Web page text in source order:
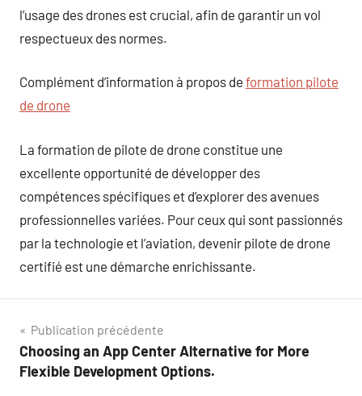
l’usage des drones est crucial, afin de garantir un vol
respectueux des normes.
Complément d’information à propos de formation pilote
de drone
La formation de pilote de drone constitue une
excellente opportunité de développer des
compétences spécifiques et d’explorer des avenues
professionnelles variées. Pour ceux qui sont passionnés
par la technologie et l’aviation, devenir pilote de drone
certifié est une démarche enrichissante.
Navigation
de
Publication précédente
Choosing an App Center Alternative for More
Flexible Development Options.